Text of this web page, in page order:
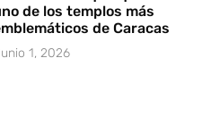
de los templos más
de Caracas
1, 2026